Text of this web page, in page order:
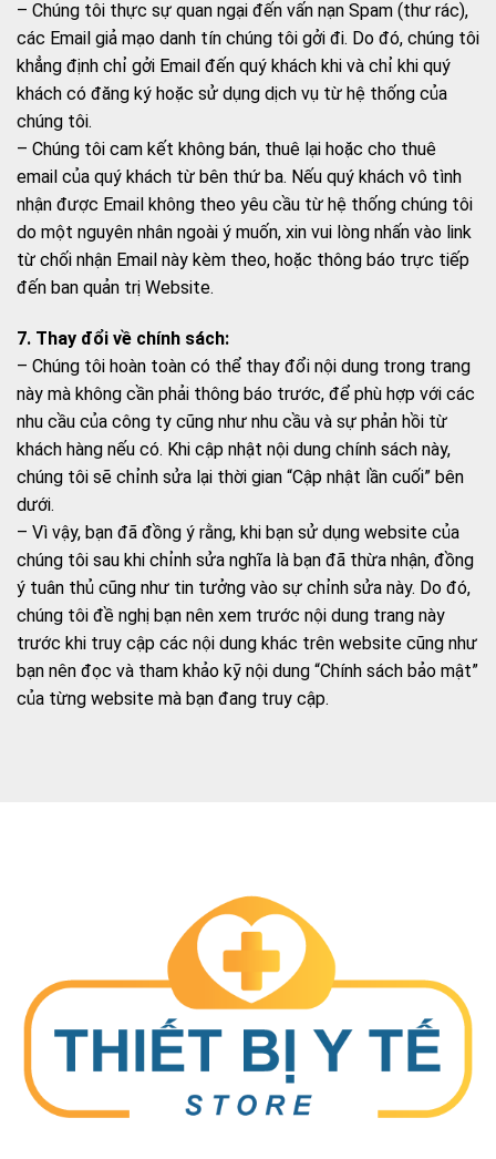
– Chúng tôi thực sự quan ngại đến vấn nạn Spam (thư rác),
các Email giả mạo danh tín chúng tôi gởi đi. Do đó, chúng tôi
khẳng định chỉ gởi Email đến quý khách khi và chỉ khi quý
khách có đăng ký hoặc sử dụng dịch vụ từ hệ thống của
chúng tôi.
– Chúng tôi cam kết không bán, thuê lại hoặc cho thuê
email của quý khách từ bên thứ ba. Nếu quý khách vô tình
nhận được Email không theo yêu cầu từ hệ thống chúng tôi
do một nguyên nhân ngoài ý muốn, xin vui lòng nhấn vào link
từ chối nhận Email này kèm theo, hoặc thông báo trực tiếp
đến ban quản trị Website.
7. Thay đổi về chính sách:
– Chúng tôi hoàn toàn có thể thay đổi nội dung trong trang
này mà không cần phải thông báo trước, để phù hợp với các
nhu cầu của công ty cũng như nhu cầu và sự phản hồi từ
khách hàng nếu có. Khi cập nhật nội dung chính sách này,
chúng tôi sẽ chỉnh sửa lại thời gian “Cập nhật lần cuối” bên
dưới.
– Vì vậy, bạn đã đồng ý rằng, khi bạn sử dụng website của
chúng tôi sau khi chỉnh sửa nghĩa là bạn đã thừa nhận, đồng
ý tuân thủ cũng như tin tưởng vào sự chỉnh sửa này. Do đó,
chúng tôi đề nghị bạn nên xem trước nội dung trang này
trước khi truy cập các nội dung khác trên website cũng như
bạn nên đọc và tham khảo kỹ nội dung “Chính sách bảo mật”
của từng website mà bạn đang truy cập.